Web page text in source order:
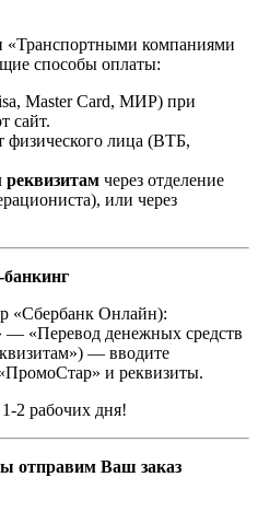
«Транспортными компаниями
способы оплаты:
Master Card, МИР) при
сайт.
физического лица (ВТБ,
через отделение
или через
«Сбербанк Онлайн):
— «Перевод денежных средств
— вводите
и реквизиты.
2 рабочих дня!
отправим Ваш заказ